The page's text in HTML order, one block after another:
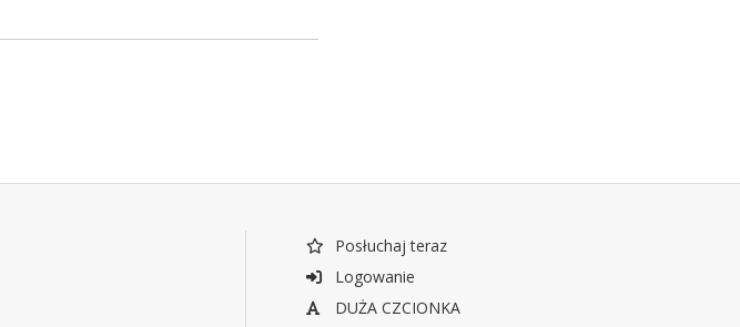
Posłuchaj teraz
Logowanie
DUŻA CZCIONKA